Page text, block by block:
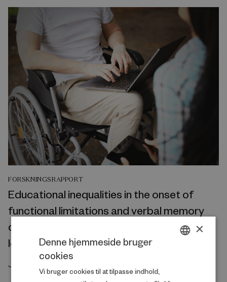
FORSKNINGSRAPPORT
Educational inequalities in the onset of
functional limitations and verbal memory
decline in the United States and Europe: A
longitudinal perspective
Juli 2026
×
Denne hjemmeside bruger
cookies
Vi bruger cookies til at tilpasse indhold,